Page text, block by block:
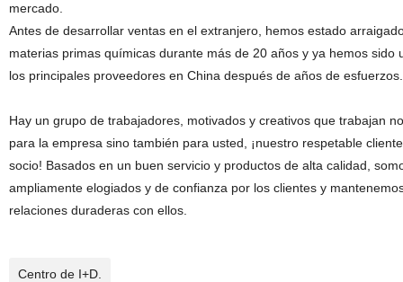
mercado.
Antes de desarrollar ventas en el extranjero, hemos estado
materias primas químicas durante más de 20 años y ya hemos sido
los principales proveedores en China después de años de esfuerzos.
Hay un grupo de trabajadores, motivados y creativos que trabajan
para la empresa sino también para usted, ¡nuestro respetable
socio! Basados en un buen servicio y productos de alta calidad,
ampliamente elogiados y de confianza por los clientes y
relaciones duraderas con ellos.
Centro de I+D.